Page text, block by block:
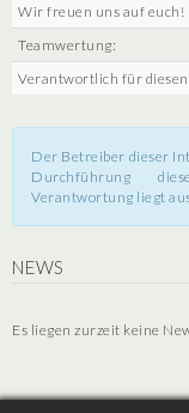
Wir freuen uns auf euch!
Teamwertung:
Verantwortlich für
Der Betreiber dieser
Durchführung
Verantwortung liegt
NEWS
Es liegen zurzeit keine